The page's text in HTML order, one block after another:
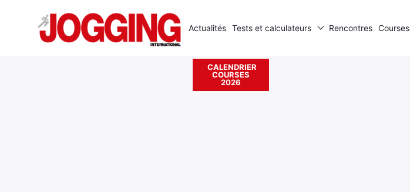
Actualités Tests et calculateurs Rencontres Courses
CALENDRIER
COURSES
2026
Rechercher